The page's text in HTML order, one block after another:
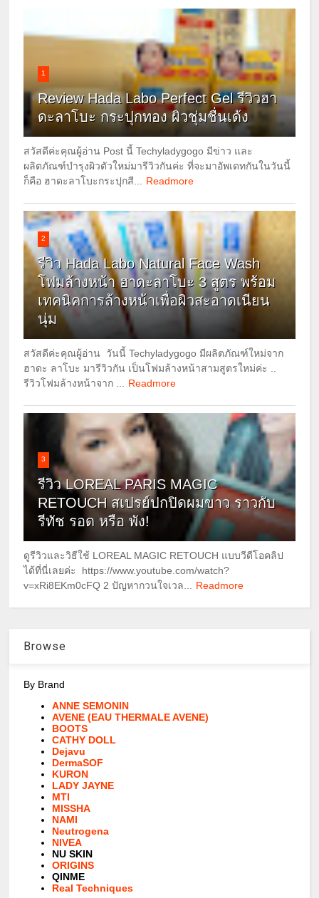
1
Review Hada Labo Perfect Gel รีวิวฮา
ดะลาโบะ กระปุกทอง ผิวชุ่มชื่นเด้ง
สวัสดีค่ะคุณผู้อ่าน Post นี้ Techyladygogo มีข่าว และ
ผลิตภัณฑ์บำรุงผิวตัวใหม่มารีวิวกันค่ะ ที่จะมาอัพเดทกันในวันนี้
ก็คือ ฮาดะลาโบะกระปุกสี... Readmore
2
รีวิว Hada Labo Natural Face Wash
โฟมล้างหน้า ฮาดะลาโบะ 3 สูตร พร้อม
เทคนิคการล้างหน้าเพื่อผิวสะอาดเนียน
นุ่ม
สวัสดีค่ะคุณผู้อ่าน วันนี้ Techyladygogo มีผลิตภัณฑ์ใหม่จาก
ฮาดะ ลาโบะ มารีวิวกัน เป็นโฟมล้างหน้าสามสูตรใหม่ค่ะ ..
รีวิวโฟมล้างหน้าจาก ... Readmore
3
รีวิว LOREAL PARIS MAGIC
RETOUCH สเปรย์ปกปิดผมขาว ราวกับ
รีทัช รอด หรือ พัง!
ดูรีวิวและวิธีใช้ LOREAL MAGIC RETOUCH แบบวีดีโอคลิป
ได้ที่นี่เลยค่ะ https://www.youtube.com/watch?
v=xRi8EKm0cFQ 2 ปัญหากวนใจเวล... Readmore
Browse
By Brand
ANNE SEMONIN
AVENE (EAU THERMALE AVENE)
BOOTS
CATHY DOLL
Dejavu
DermaSOF
KURON
LADY JAYNE
MTI
MISSHA
NAMI
Neutrogena
NIVEA
NU SKIN
ORIGINS
QINME
Real Techniques